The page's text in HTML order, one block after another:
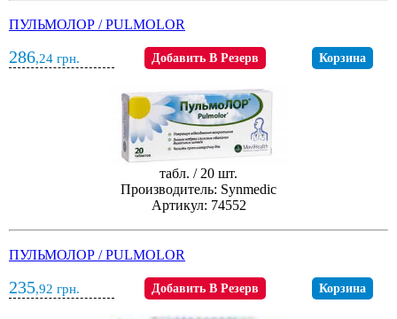
ПУЛЬМОЛОР / PULMOLOR
286,24 грн. Добавить В Резерв Корзина
табл. / 20 шт.
Производитель: Synmedic
Артикул: 74552
ПУЛЬМОЛОР / PULMOLOR
235,92 грн. Добавить В Резерв Корзина